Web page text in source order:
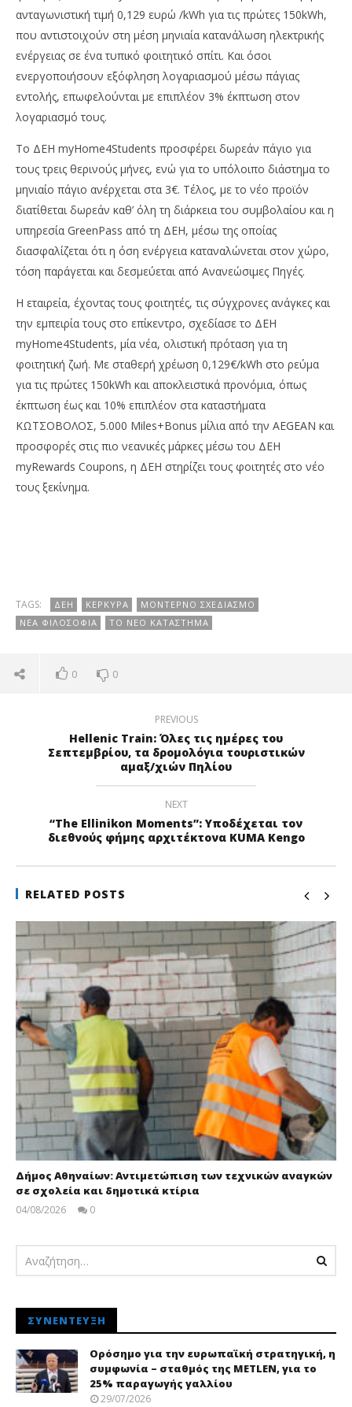
ανταγωνιστική τιμή 0,129 ευρώ /kWh για τις πρώτες 150kWh,
που αντιστοιχούν στη μέση μηνιαία κατανάλωση ηλεκτρικής
ενέργειας σε ένα τυπικό φοιτητικό σπίτι. Και όσοι
ενεργοποιήσουν εξόφληση λογαριασμού μέσω πάγιας
εντολής, επωφελούνται με επιπλέον 3% έκπτωση στον
λογαριασμό τους.
Το ΔΕΗ myHome4Students προσφέρει δωρεάν πάγιο για
τους τρεις θερινούς μήνες, ενώ για το υπόλοιπο διάστημα το
μηνιαίο πάγιο ανέρχεται στα 3€. Τέλος, με το νέο προϊόν
διατίθεται δωρεάν καθ’ όλη τη διάρκεια του συμβολαίου και η
υπηρεσία GreenPass από τη ΔΕΗ, μέσω της οποίας
διασφαλίζεται ότι η όση ενέργεια καταναλώνεται στον χώρο,
τόση παράγεται και δεσμεύεται από Ανανεώσιμες Πηγές.
Η εταιρεία, έχοντας τους φοιτητές, τις σύγχρονες ανάγκες και
την εμπειρία τους στο επίκεντρο, σχεδίασε το ΔΕΗ
myHome4Students, μία νέα, ολιστική πρόταση για τη
φοιτητική ζωή. Με σταθερή χρέωση 0,129€/kWh στο ρεύμα
για τις πρώτες 150kWh και αποκλειστικά προνόμια, όπως
έκπτωση έως και 10% επιπλέον στα καταστήματα
ΚΩΤΣΟΒΟΛΟΣ, 5.000 Miles+Bonus μίλια από την AEGEAN και
προσφορές στις πιο νεανικές μάρκες μέσω του ΔΕΗ
myRewards Coupons, η ΔΕΗ στηρίζει τους φοιτητές στο νέο
τους ξεκίνημα.
TAGS: ΔΕΗ ΚΈΡΚΥΡΑ
ΜΟΝΤΈΡΝΟ ΣΧΕΔΙΑΣΜΌ
ΝΈΑ ΦΙΛΟΣΟΦΊΑ
ΤΟ ΝΈΟ ΚΑΤΆΣΤΗΜΑ
0 0
PREVIOUS
Hellenic Train: Όλες τις ημέρες του
Σεπτεμβρίου, τα δρομολόγια τουριστικών
αμαξ/χιών Πηλίου
NEXT
“The Ellinikon Moments”: Υποδέχεται τον
διεθνούς φήμης αρχιτέκτονα KUMA Kengo
RELATED POSTS
Δήμος Αθηναίων: Αντιμετώπιση των τεχνικών αναγκών
σε σχολεία και δημοτικά κτίρια
04/08/2026
0
ΣΥΝΈΝΤΕΥΞΗ
Ορόσημο για την ευρωπαϊκή στρατηγική, η
συμφωνία – σταθμός της METLEN, για το
25% παραγωγής γαλλίου
29/07/2026